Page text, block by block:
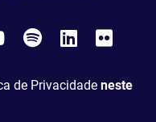
You SpotifyLinkedIn
de Privacidade neste